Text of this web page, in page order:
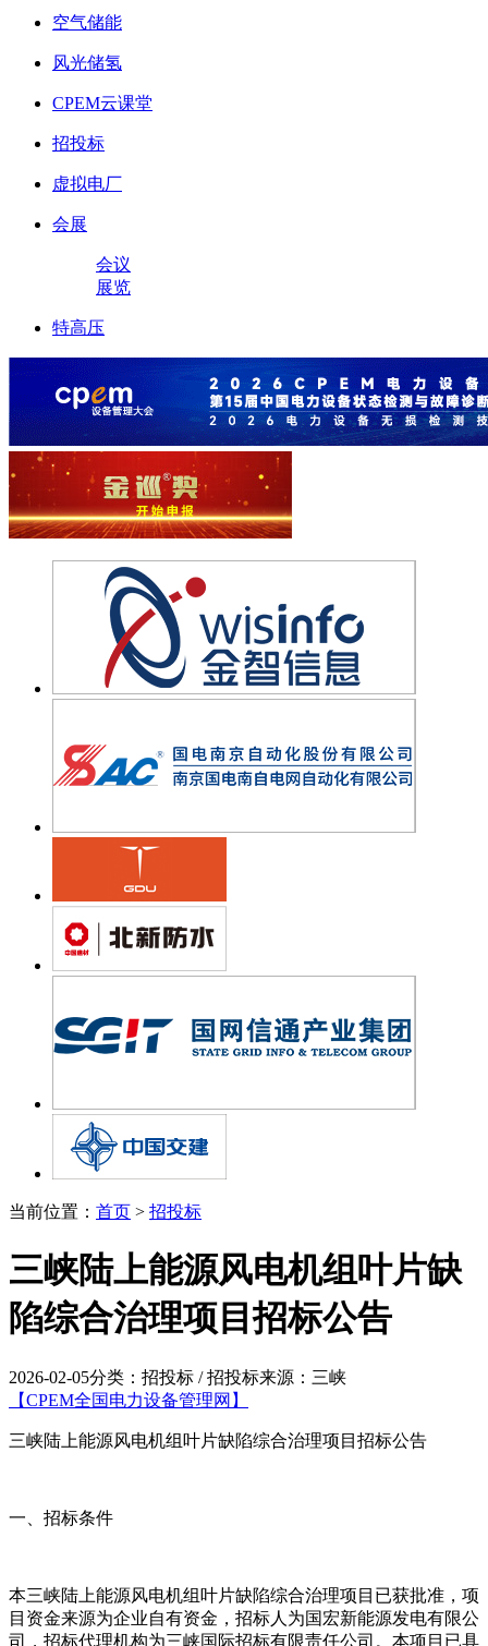
空气储能
风光储氢
CPEM云课堂
招投标
虚拟电厂
会展
会议
展览
特高压
当前位置： 首页 > 招投标
三峡陆上能源风电机组叶片缺
陷综合治理项目招标公告
2026-02-05分类：招投标 / 招投标来源：三峡
【CPEM全国电力设备管理网】
三峡陆上能源风电机组叶片缺陷综合治理项目招标公告
一、招标条件
本三峡陆上能源风电机组叶片缺陷综合治理项目已获批准，项
目资金来源为企业自有资金，招标人为国宏新能源发电有限公
司，招标代理机构为三峡国际招标有限责任公司。本项目已具